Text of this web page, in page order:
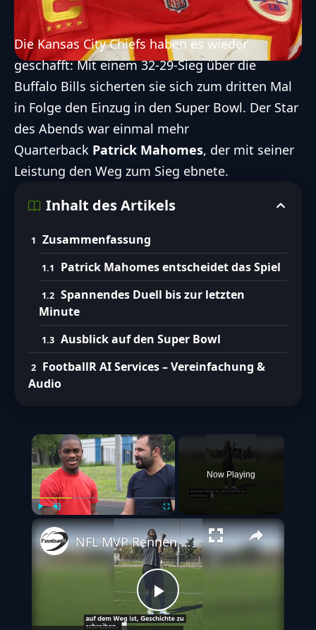
DieKansas City Chiefshaben es wieder
geschafft: Mit einem 32-29-Sieg über die
Buffalo Bills sicherten sie sich zum dritten Mal
in Folge den Einzug in den Super Bowl. Der Star
des Abends war einmal mehr
Quarterback Patrick Mahomes, der mit seiner
Leistung den Weg zum Sieg ebnete.
Inhalt des Artikels
Zusammenfassung
Patrick Mahomes entscheidet das Spiel
Spannendes Duell bis zur letzten
Minute
Ausblick auf den Super Bowl
FootballR AI Services – Vereinfachung &
Audio
×
Play Unmute Fullscreen
Now Playing
Play
NFL MVP Rennen 2024: Mahomes führt das Feld an, Überraschungen lauern